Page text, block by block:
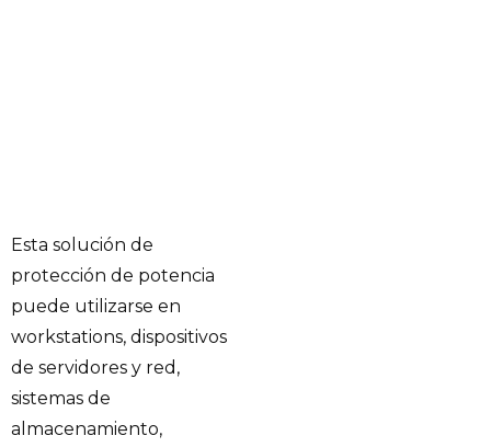
Esta solución de
protección de potencia
puede utilizarse en
workstations, dispositivos
de servidores y red,
sistemas de
almacenamiento,